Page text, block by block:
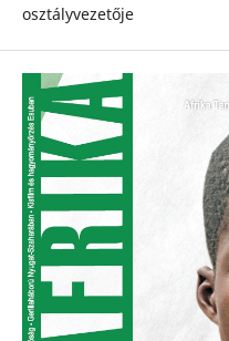
osztályvezetője